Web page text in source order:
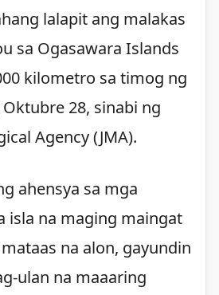
lalapit ang malakas
sa Ogasawara Islands
kilometro sa timog ng
28, sinabi ng
Agency (JMA).
ahensya sa mga
isla na maging maingat
na alon, gayundin
ulan na maaaring